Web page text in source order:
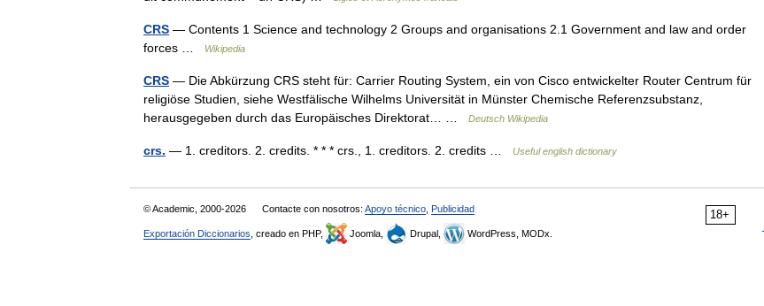
CRS — Contents 1 Science and technology 2 Groups and organisations 2.1 Government and law and order
forces …
Wikipedia
CRS — Die Abkürzung CRS steht für: Carrier Routing System, ein von Cisco entwickelter Router Centrum für
religiöse Studien, siehe Westfälische Wilhelms Universität in Münster Chemische Referenzsubstanz,
herausgegeben durch das Europäisches Direktorat… …
Deutsch Wikipedia
crs. — 1. creditors. 2. credits. * * * crs., 1. creditors. 2. credits … Useful english dictionary
18+
© Academic, 2000-2026 Contacte con nosotros: Apoyo técnico Publicidad
Exportación Diccionarios , creado en PHP, Joomla, Drupal, WordPress, MODx.